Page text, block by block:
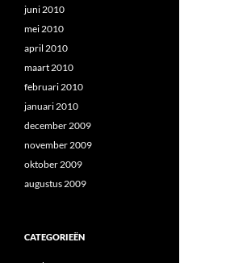
juni 2010
mei 2010
april 2010
maart 2010
februari 2010
januari 2010
december 2009
november 2009
oktober 2009
augustus 2009
CATEGORIEËN